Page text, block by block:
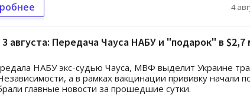
4
августа: Передача Чауса НАБУ и "подарок" в $2,7
НАБУ экс-судью Чауса, МВФ выделит Украине
а в рамках вакцинации прививку начали
главные новости за прошедшие сутки.